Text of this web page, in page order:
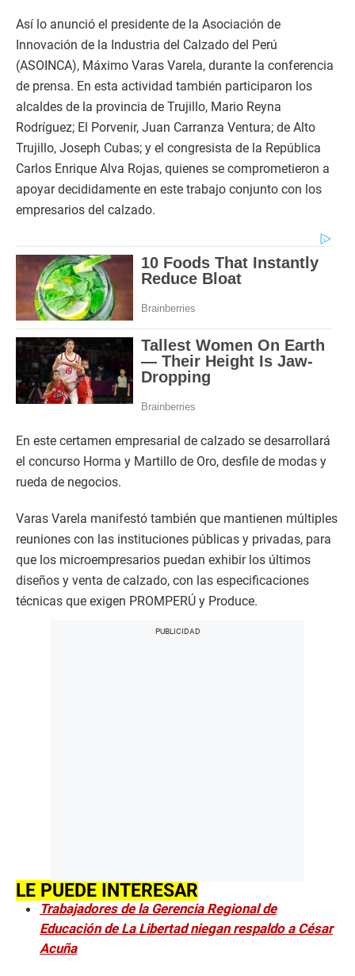
Así lo anunció el presidente de la Asociación de
Innovación de la Industria del Calzado del Perú
(ASOINCA), Máximo Varas Varela, durante la conferencia
de prensa. En esta actividad también participaron los
alcaldes de la provincia de Trujillo, Mario Reyna
Rodríguez; El Porvenir, Juan Carranza Ventura; de Alto
Trujillo, Joseph Cubas; y el congresista de la República
Carlos Enrique Alva Rojas, quienes se comprometieron a
apoyar decididamente en este trabajo conjunto con los
empresarios del calzado.
En este certamen empresarial de calzado se desarrollará
el concurso Horma y Martillo de Oro, desfile de modas y
rueda de negocios.
Varas Varela manifestó también que mantienen múltiples
reuniones con las instituciones públicas y privadas, para
que los microempresarios puedan exhibir los últimos
diseños y venta de calzado, con las especificaciones
técnicas que exigen PROMPERÚ y Produce.
LE PUEDE INTERESAR
Trabajadores de la Gerencia Regional de
Educación de La Libertad niegan respaldo a César
Acuña